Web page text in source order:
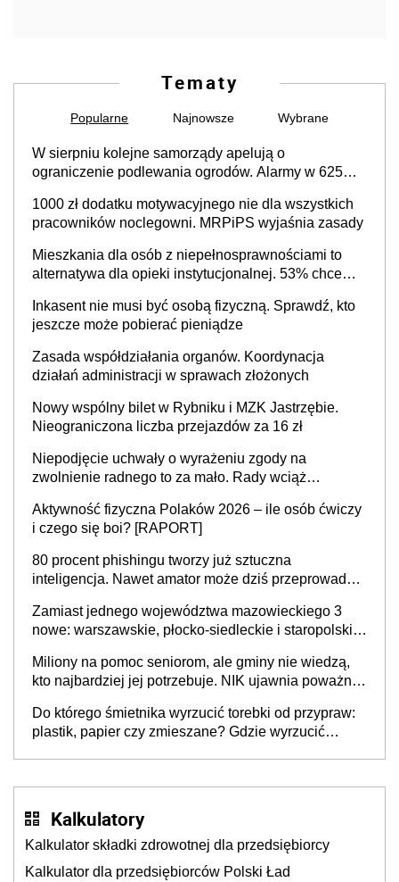
Tematy
Popularne Najnowsze Wybrane
W sierpniu kolejne samorządy apelują o
ograniczenie podlewania ogrodów. Alarmy w 625
cały kraj
1000 zł dodatku motywacyjnego nie dla wszystkich
pracowników noclegowni. MRPiPS wyjaśnia zasady
Mieszkania dla osób z niepełnosprawnościami to
alternatywa dla opieki instytucjonalnej. 53% chce
Inkasent nie musi być osobą fizyczną. Sprawdź, kto
jeszcze może pobierać pieniądze
Zasada współdziałania organów. Koordynacja
działań administracji w sprawach złożonych
Nowy wspólny bilet w Rybniku i MZK Jastrzębie.
Nieograniczona liczba przejazdów za 16 zł
Niepodjęcie uchwały o wyrażeniu zgody na
zwolnienie radnego to za mało. Rady wciąż
sprawy
Aktywność fizyczna Polaków 2026 – ile osób ćwiczy
i czego się boi? [RAPORT]
80 procent phishingu tworzy już sztuczna
inteligencja. Nawet amator może dziś przeprowadzić
Zamiast jednego województwa mazowieckiego 3
nowe: warszawskie, płocko-siedleckie i staropolskie.
stołecznych
Miliony na pomoc seniorom, ale gminy nie wiedzą,
kto najbardziej jej potrzebuje. NIK ujawnia poważną
Do którego śmietnika wyrzucić torebki od przypraw:
plastik, papier czy zmieszane? Gdzie wyrzucić
Kalkulatory
Kalkulator składki zdrowotnej dla przedsiębiorcy
Kalkulator dla przedsiębiorców Polski Ład